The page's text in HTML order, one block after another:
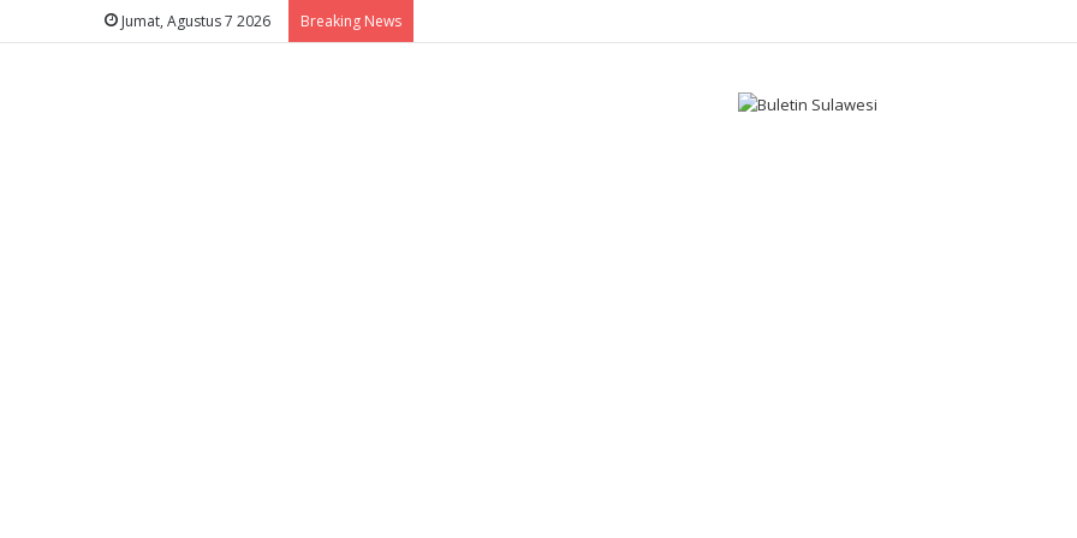
Jumat, Agustus 7 2026 Breaking News